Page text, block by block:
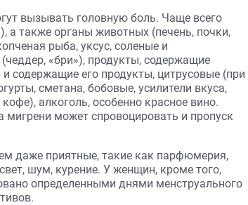
вызывать головную боль. Чаще всего
а также органы животных (печень, почки,
рыба, уксус, соленые и
«бри»), продукты, содержащие
содержащие его продукты, цитрусовые (при
сметана, бобовые, усилители вкуса,
алкоголь, особенно красное вино.
мигрени может спровоцировать и пропуск
даже приятные, такие как парфюмерия,
шум, курение. У женщин, кроме того,
определенными днями менструального